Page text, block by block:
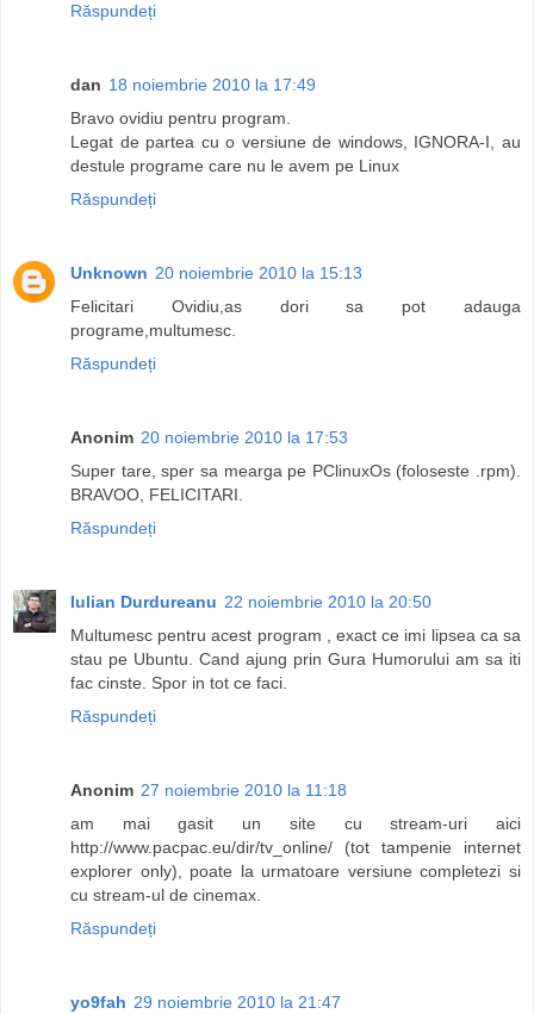
Răspundeți
dan 18 noiembrie 2010 la 17:49
Bravo ovidiu pentru program.
Legat de partea cu o versiune de windows, IGNORA-I, au
destule programe care nu le avem pe Linux
Răspundeți
Unknown 20 noiembrie 2010 la 15:13
Felicitari Ovidiu,as dori sa pot adauga
programe,multumesc.
Răspundeți
Anonim 20 noiembrie 2010 la 17:53
Super tare, sper sa mearga pe PClinuxOs (foloseste .rpm).
BRAVOO, FELICITARI.
Răspundeți
Iulian Durdureanu 22 noiembrie 2010 la 20:50
Multumesc pentru acest program , exact ce imi lipsea ca sa
stau pe Ubuntu. Cand ajung prin Gura Humorului am sa iti
fac cinste. Spor in tot ce faci.
Răspundeți
Anonim 27 noiembrie 2010 la 11:18
am mai gasit un site cu stream-uri aici
http://www.pacpac.eu/dir/tv_online/ (tot tampenie internet
explorer only), poate la urmatoare versiune completezi si
cu stream-ul de cinemax.
Răspundeți
yo9fah 29 noiembrie 2010 la 21:47